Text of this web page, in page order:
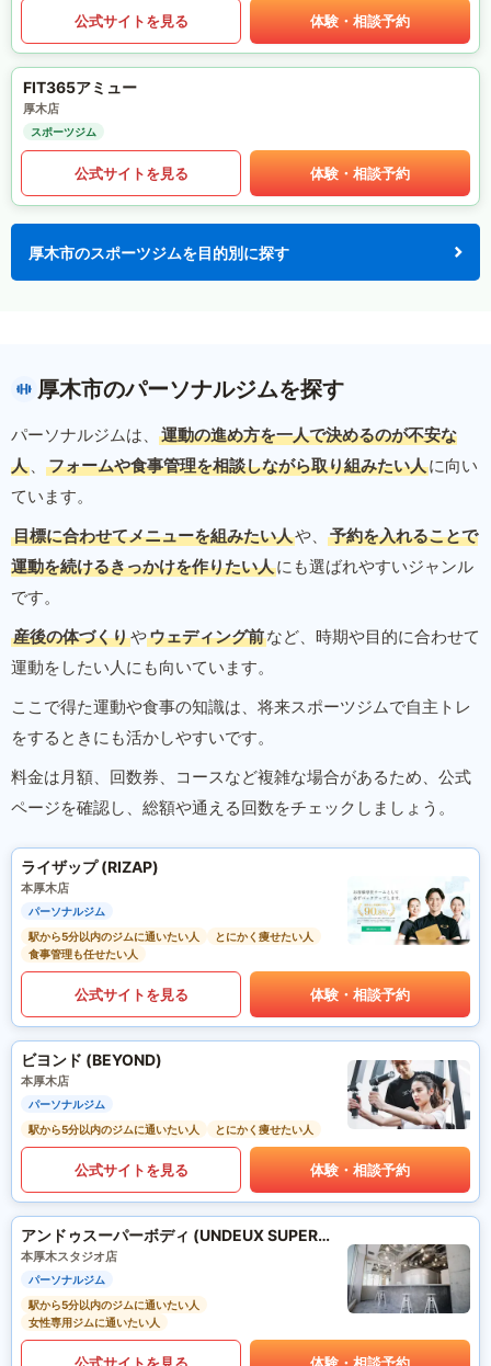
公式サイトを見る 体験・相談予約
FIT365アミュー
厚木店
スポーツジム
公式サイトを見る 体験・相談予約
厚木市のスポーツジムを目的別に探す
厚木市のパーソナルジムを探す
パーソナルジムは、
運動の進め方を一人で決めるのが不安な
人 、 フォームや食事管理を相談しながら取り組みたい人に向い
ています。
目標に合わせてメニューを組みたい人や、
予約を入れることで
運動を続けるきっかけを作りたい人にも選ばれやすいジャンル
です。
産後の体づくりやウェディング前など、時期や目的に合わせて
運動をしたい人にも向いています。
ここで得た運動や食事の知識は、将来スポーツジムで自主トレ
をするときにも活かしやすいです。
料金は月額、回数券、コースなど複雑な場合があるため、公式
ページを確認し、総額や通える回数をチェックしましょう。
ライザップ (RIZAP)
本厚木店
パーソナルジム
駅から5分以内のジムに通いたい人
とにかく痩せたい人
食事管理も任せたい人
公式サイトを見る 体験・相談予約
ビヨンド (BEYOND)
本厚木店
パーソナルジム
駅から5分以内のジムに通いたい人
とにかく痩せたい人
公式サイトを見る 体験・相談予約
アンドゥスーパーボディ (UNDEUX SUPERBODY)
本厚木スタジオ店
パーソナルジム
駅から5分以内のジムに通いたい人
女性専用ジムに通いたい人